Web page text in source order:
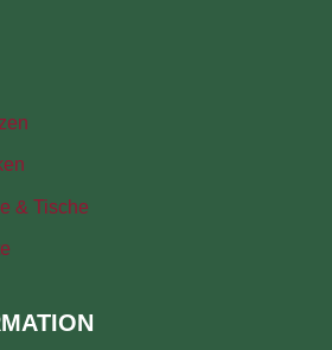
& Tische